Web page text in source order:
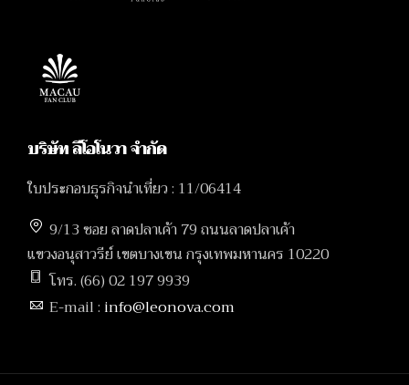
บริษัท ลีโอโนวา จำกัด
ใบประกอบธุรกิจนำเที่ยว : 11/06414
9/13 ซอย ลาดปลาเค้า 79 ถนนลาดปลาเค้า
แขวงอนุสาวรีย์ เขตบางเขน กรุงเทพมหานคร 10220
โทร. (66) 02 197 9939
E-mail : info@leonova.com